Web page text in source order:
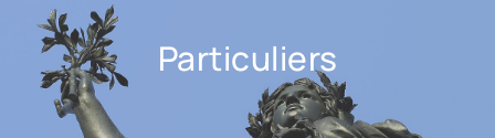
Particuliers